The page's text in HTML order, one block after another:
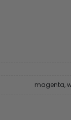
magenta,